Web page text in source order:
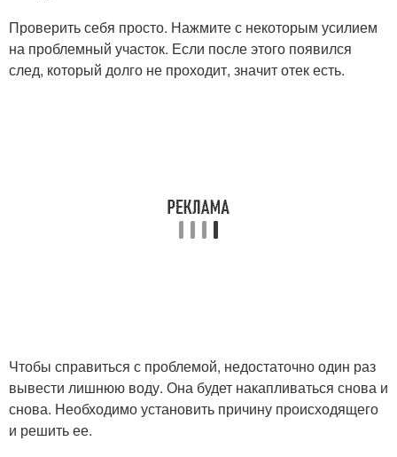
Проверить себя просто. Нажмите с некоторым усилием
на проблемный участок. Если после этого появился
след, который долго не проходит, значит отек есть.
Чтобы справиться с проблемой, недостаточно один раз
вывести лишнюю воду. Она будет накапливаться снова и
снова. Необходимо установить причину происходящего
и решить ее.